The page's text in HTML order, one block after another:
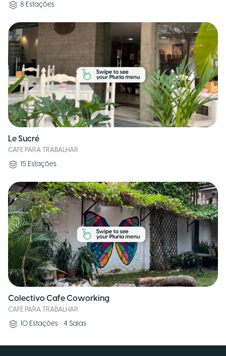
8 Estações
Le Sucré
CAFE PARA TRABALHAR
15 Estações
Colectivo Cafe Coworking
CAFE PARA TRABALHAR
10 Estações • 4 Salas